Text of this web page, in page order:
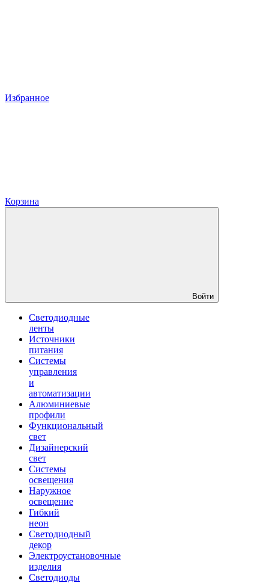
Избранное
Корзина
Войти
Светодиодные
ленты
Источники
питания
Системы
управления
и
автоматизации
Алюминиевые
профили
Функциональный
свет
Дизайнерский
свет
Системы
освещения
Наружное
освещение
Гибкий
неон
Светодиодный
декор
Электроустановочные
изделия
Светодиоды